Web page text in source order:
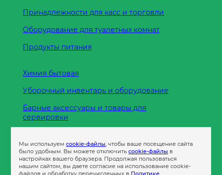
Принадлежности для касс и торговли
Оборудование для туалетных комнат
Продукты питания
Химия бытовая
Уборочный инвентарь и оборудование
Барные аксессуары и товары для
сервировки
Пленка
Мы используемcookie-файлы, чтобы ваше посещение сайта
было удобным. Вы можете отключитьcookie-файлы в
настройках вашего браузера. Продолжая пользоваться
нашим сайтом, вы даете согласие на использование cookie-
файлов и обработку перечисленных в Политике